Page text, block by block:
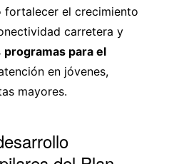
el crecimiento
carretera y
programas para el
en jóvenes,
mayores.